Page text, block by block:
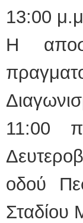
13:00
Η
11:00
οδού
Σταδίου